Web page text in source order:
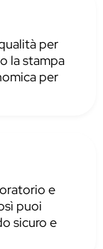
per
la stampa
per
e
puoi
sicuro e